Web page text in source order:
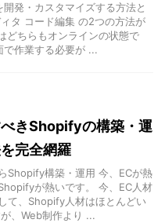
発・カスタマイズする方法と
タ コード編集 の2つの方法が
ちらもオンラインの状態で
作業する必要が ...
きShopifyの構築・運
完全網羅
Shopify構築・運用 今、ECが熱
が熱いです。 今、EC人材
て、Shopify人材はほとんどい
、Web制作より ...